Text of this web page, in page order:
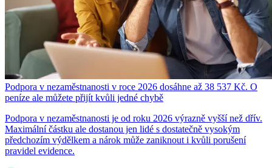
Podpora v nezaměstnanosti v roce 2026 dosáhne až 38 537 Kč. O
peníze ale můžete přijít kvůli jedné chybě
Podpora v nezaměstnanosti je od roku 2026 výrazně vyšší než dřív.
Maximální částku ale dostanou jen lidé s dostatečně vysokým
předchozím výdělkem a nárok může zaniknout i kvůli porušení
pravidel evidence.